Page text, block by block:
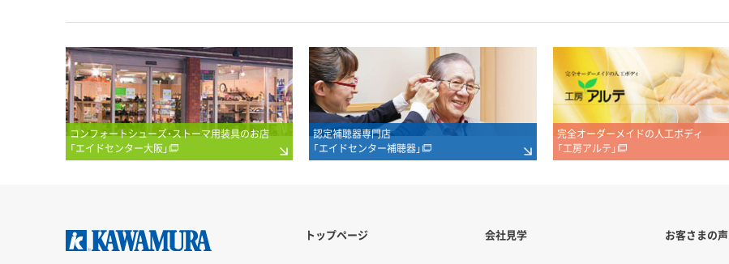
コンフォートシューズ・ストーマ用装具のお店
「エイドセンター大阪」
認定補聴器専門店
「エイドセンター補聴器」
完全オーダーメイドの人工ボディ
「工房アルテ」
トップページ 会社見学 お客さまの声